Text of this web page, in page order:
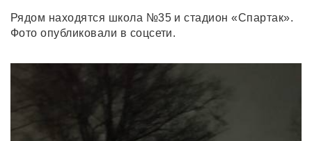
Рядом находятся школа №35 и стадион «Спартак».
Фото опубликовали в соцсети.